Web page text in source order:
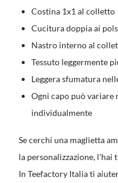
Costina 1x1 al colletto
Cucitura doppia ai
Nastro interno al
Tessuto leggermente
Leggera sfumatura
Ogni capo può
individualmente
Se cerchi una maglietta
la personalizzazione, l'hai
In Teefactory Italia ti